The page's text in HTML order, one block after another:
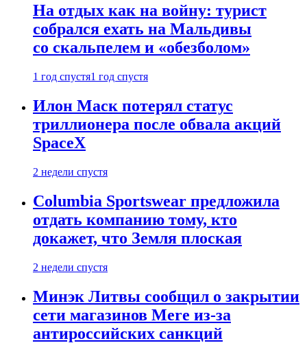
На отдых как на войну: турист
собрался ехать на Мальдивы
со скальпелем и «обезболом»
1 год спустя1 год спустя
Илон Маск потерял статус
триллионера после обвала акций
SpaceX
2 недели спустя
Columbia Sportswear предложила
отдать компанию тому, кто
докажет, что Земля плоская
2 недели спустя
Минэк Литвы сообщил о закрытии
сети магазинов Mere из-за
антироссийских санкций